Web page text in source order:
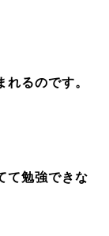
るのです。
て勉強できな